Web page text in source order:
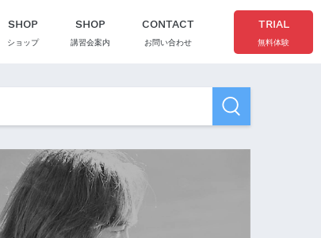
SHOP
ショップ
SHOP
講習会案内
CONTACT
お問い合わせ
TRIAL
無料体験